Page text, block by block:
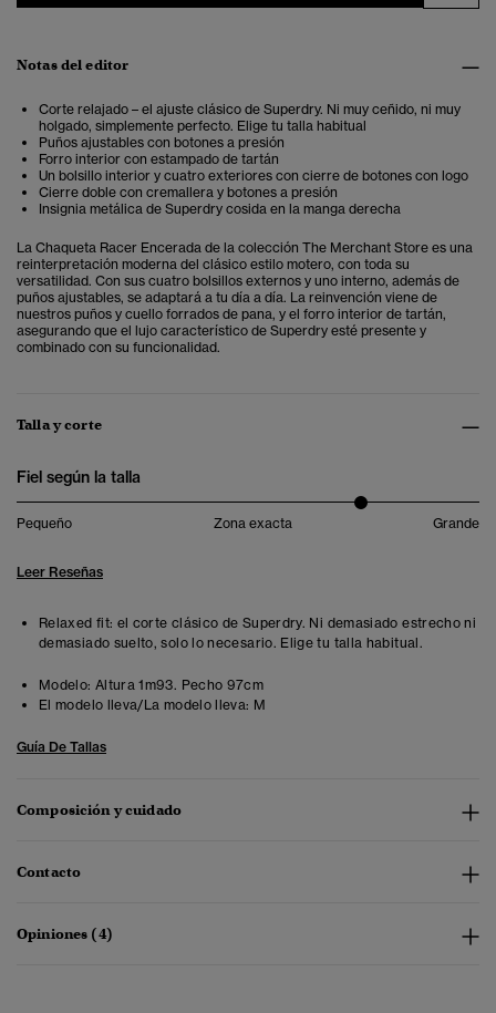
Notas del editor
Corte relajado – el ajuste clásico de Superdry. Ni muy ceñido, ni muy
holgado, simplemente perfecto. Elige tu talla habitual
Puños ajustables con botones a presión
Forro interior con estampado de tartán
Un bolsillo interior y cuatro exteriores con cierre de botones con logo
Cierre doble con cremallera y botones a presión
Insignia metálica de Superdry cosida en la manga derecha
La Chaqueta Racer Encerada de la colección The Merchant Store es una
reinterpretación moderna del clásico estilo motero, con toda su
versatilidad. Con sus cuatro bolsillos externos y uno interno, además de
puños ajustables, se adaptará a tu día a día. La reinvención viene de
nuestros puños y cuello forrados de pana, y el forro interior de tartán,
asegurando que el lujo característico de Superdry esté presente y
combinado con su funcionalidad.
Talla y corte
Fiel según la talla
Pequeño Zona exacta Grande
Leer Reseñas
Relaxed fit: el corte clásico de Superdry. Ni demasiado estrecho ni
demasiado suelto, solo lo necesario. Elige tu talla habitual.
Modelo: Altura 1m93. Pecho 97cm
El modelo lleva/La modelo lleva: M
Guía De Tallas
Composición y cuidado
Contacto
Opiniones (4)